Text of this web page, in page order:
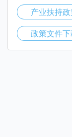
产业扶持
政策文件下